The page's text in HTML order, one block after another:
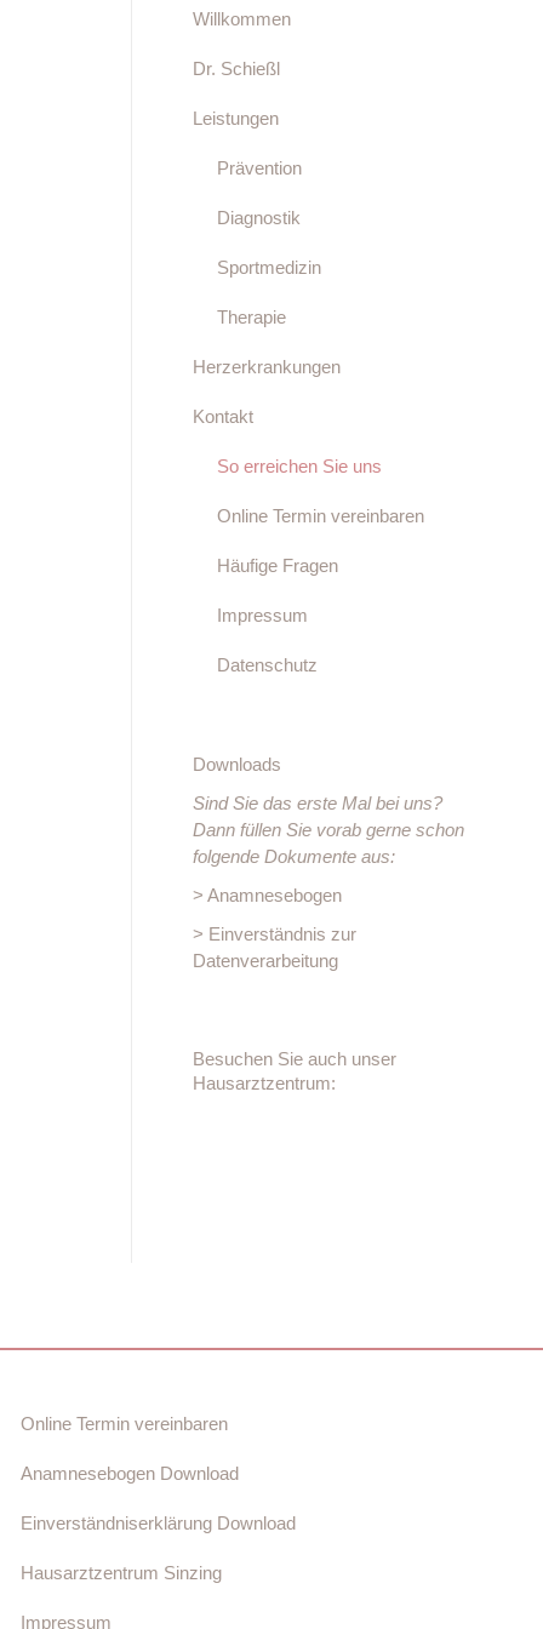
Willkommen
Dr. Schießl
Leistungen
Prävention
Diagnostik
Sportmedizin
Therapie
Herzerkrankungen
Kontakt
So erreichen Sie uns
Online Termin vereinbaren
Häufige Fragen
Impressum
Datenschutz
Downloads
Sind Sie das erste Mal bei uns?
Dann füllen Sie vorab gerne schon
folgende Dokumente aus:
> Anamnesebogen
> Einverständnis zur
Datenverarbeitung
Besuchen Sie auch unser
Hausarztzentrum:
Online Termin vereinbaren
Anamnesebogen Download
Einverständniserklärung Download
Hausarztzentrum Sinzing
Impressum